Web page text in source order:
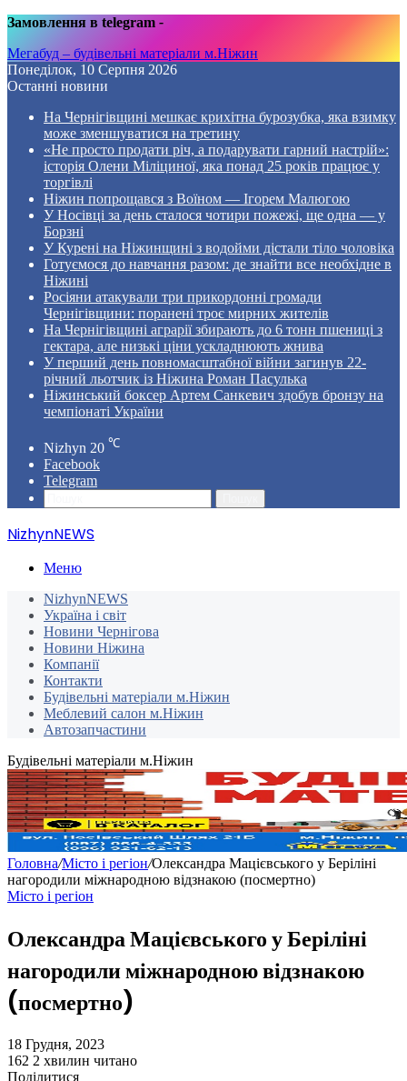
Замовлення в telegram -
Мегабуд – будівельні матеріали м.Ніжин
Понеділок, 10 Серпня 2026
Останні новини
На Чернігівщині мешкає крихітна бурозубка, яка взимку
може зменшуватися на третину
«Не просто продати річ, а подарувати гарний настрій»:
історія Олени Міліциної, яка понад 25 років працює у
торгівлі
Ніжин попрощався з Воїном — Ігорем Малюгою
У Носівці за день сталося чотири пожежі, ще одна — у
Борзні
У Курені на Ніжинщині з водойми дістали тіло чоловіка
Готуємося до навчання разом: де знайти все необхідне в
Ніжині
Росіяни атакували три прикордонні громади
Чернігівщини: поранені троє мирних жителів
На Чернігівщині аграрії збирають до 6 тонн пшениці з
гектара, але низькі ціни ускладнюють жнива
У перший день повномасштабної війни загинув 22-
річний льотчик із Ніжина Роман Пасулька
Ніжинський боксер Артем Санкевич здобув бронзу на
чемпіонаті України
Nizhyn 20 ℃
Facebook
Telegram
NizhynNEWS
Меню
NizhynNEWS
Україна і світ
Новини Чернігова
Новини Ніжина
Компанії
Контакти
Будівельні матеріали м.Ніжин
Меблевий салон м.Ніжин
Автозапчастини
Будівельні матеріали м.Ніжин
Головна/Місто і регіон/Олександра Мацієвського у Беріліні
нагородили міжнародною відзнакою (посмертно)
Місто і регіон
Олександра Мацієвського у Беріліні
нагородили міжнародною відзнакою
(посмертно)
18 Грудня, 2023
162 2 хвилин читано
Поділитися